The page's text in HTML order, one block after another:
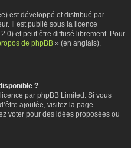
est développé et distribué par
Il est publié sous la licence
et peut être diffusé librement. Pour
de phpBB » (en anglais).
?
par phpBB Limited. Si vous
ajoutée, visitez la page
voter pour des idées proposées ou